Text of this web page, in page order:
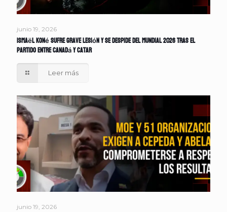
junio 19, 2026
Ismaël Koné sufre grave lesión y se despide del Mundial 2026 tras el
partido entre Canadá y Catar
Leer más
junio 19, 2026